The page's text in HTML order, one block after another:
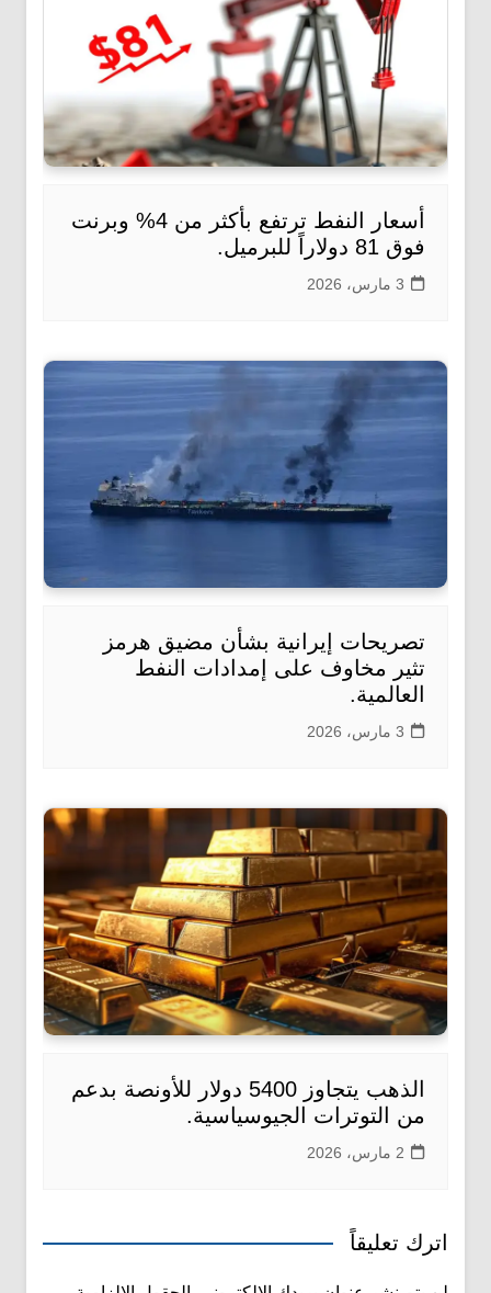
أسعار النفط ترتفع بأكثر من 4% وبرنت
فوق 81 دولاراً للبرميل.
3 مارس، 2026
تصريحات إيرانية بشأن مضيق هرمز
تثير مخاوف على إمدادات النفط
العالمية.
3 مارس، 2026
الذهب يتجاوز 5400 دولار للأونصة بدعم
من التوترات الجيوسياسية.
2 مارس، 2026
اترك تعليقاً